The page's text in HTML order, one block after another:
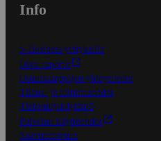
Info
S-Business yrityksille
Oiva-raportit
Osuuskauppojen yhteystiedot
Tilaus- ja toimitusehdot
Tietosuojakäytäntö
Palvelun käyttöehdot
Saavutettavuus